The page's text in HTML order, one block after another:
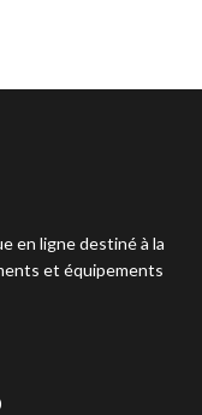
sanguine
rapide après
en ligne destiné à la
et équipements